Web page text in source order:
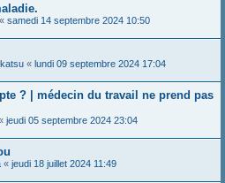
« samedi 14 septembre 2024 10:50
« lundi 09 septembre 2024 17:04
? | médecin du travail ne prend pas
jeudi 05 septembre 2024 23:04
« jeudi 18 juillet 2024 11:49